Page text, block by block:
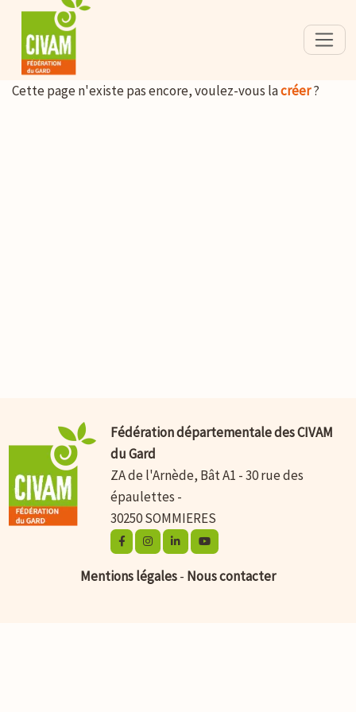
Cette page n'existe pas encore, voulez-vous lacréer?
Fédération départementale des CIVAM
du Gard
ZA de l'Arnède, Bât A1 - 30 rue des
épaulettes -
30250 SOMMIERES
Mentions légales- Nous contacter